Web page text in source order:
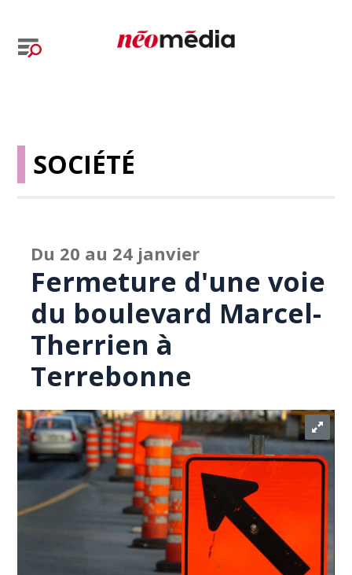
SOCIÉTÉ
Du 20 au 24 janvier
Fermeture d'une voie
du boulevard Marcel-
Therrien à
Terrebonne